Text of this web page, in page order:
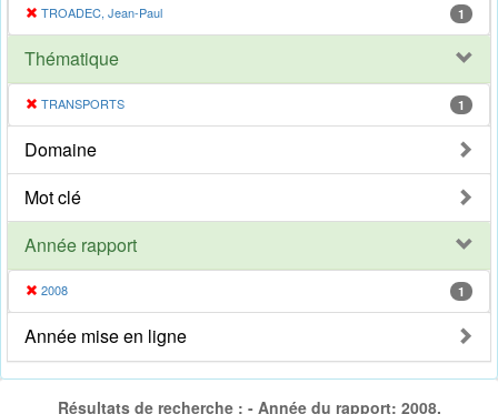
TROADEC, Jean-Paul 1
Thématique
TRANSPORTS 1
Domaine
Mot clé
Année rapport
2008 1
Année mise en ligne
Résultats de recherche : - Année du rapport: 2008,